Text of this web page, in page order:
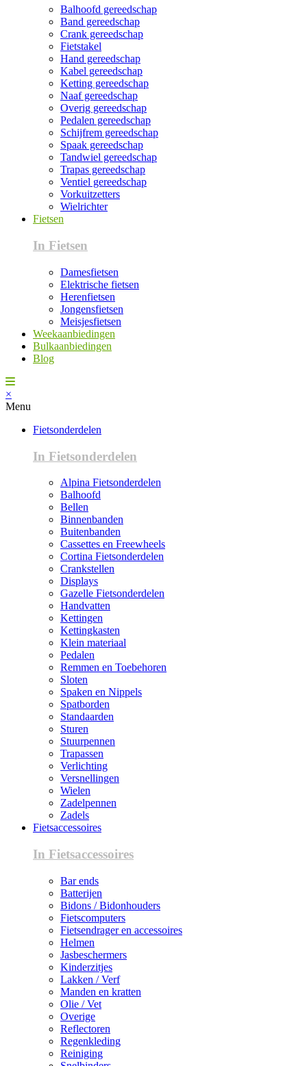
Balhoofd gereedschap
Band gereedschap
Crank gereedschap
Fietstakel
Hand gereedschap
Kabel gereedschap
Ketting gereedschap
Naaf gereedschap
Overig gereedschap
Pedalen gereedschap
Schijfrem gereedschap
Spaak gereedschap
Tandwiel gereedschap
Trapas gereedschap
Ventiel gereedschap
Vorkuitzetters
Wielrichter
Fietsen
In Fietsen
Damesfietsen
Elektrische fietsen
Herenfietsen
Jongensfietsen
Meisjesfietsen
Weekaanbiedingen
Bulkaanbiedingen
Blog
×
Menu
Fietsonderdelen
In Fietsonderdelen
Alpina Fietsonderdelen
Balhoofd
Bellen
Binnenbanden
Buitenbanden
Cassettes en Freewheels
Cortina Fietsonderdelen
Crankstellen
Displays
Gazelle Fietsonderdelen
Handvatten
Kettingen
Kettingkasten
Klein materiaal
Pedalen
Remmen en Toebehoren
Sloten
Spaken en Nippels
Spatborden
Standaarden
Sturen
Stuurpennen
Trapassen
Verlichting
Versnellingen
Wielen
Zadelpennen
Zadels
Fietsaccessoires
In Fietsaccessoires
Bar ends
Batterijen
Bidons / Bidonhouders
Fietscomputers
Fietsendrager en accessoires
Helmen
Jasbeschermers
Kinderzitjes
Lakken / Verf
Manden en kratten
Olie / Vet
Overige
Reflectoren
Regenkleding
Reiniging